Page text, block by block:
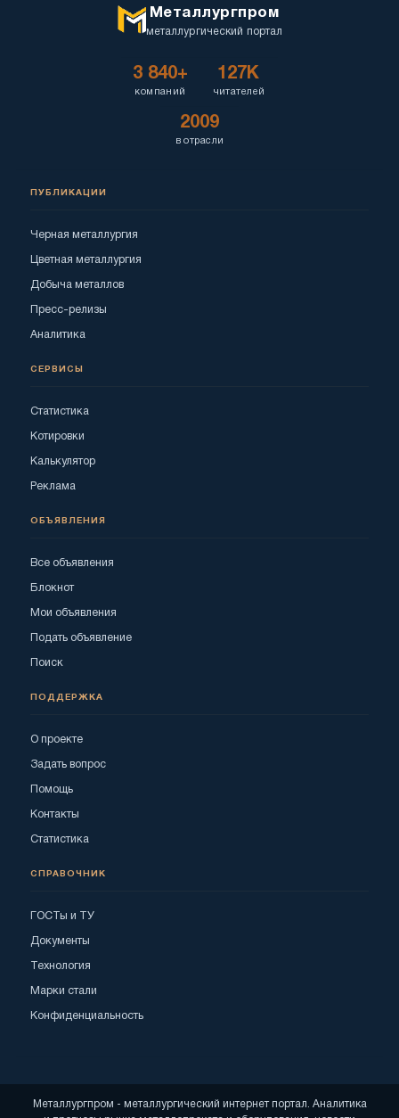
Металлургпром
металлургический портал
3 840+
компаний
127K
читателей
2009
в отрасли
ПУБЛИКАЦИИ
Черная металлургия
Цветная металлургия
Добыча металлов
Пресс-релизы
Аналитика
СЕРВИСЫ
Статистика
Котировки
Калькулятор
Реклама
ОБЪЯВЛЕНИЯ
Все объявления
Блокнот
Мои объявления
Подать объявление
Поиск
ПОДДЕРЖКА
О проекте
Задать вопрос
Помощь
Контакты
Статистика
СПРАВОЧНИК
ГОСТы и ТУ
Документы
Технология
Марки стали
Конфиденциальность
Металлургпром - металлургический интернет портал. Аналитика